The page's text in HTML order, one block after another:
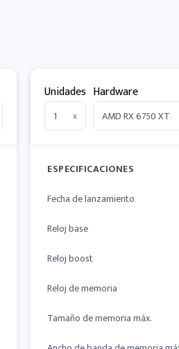
Unidades
x
Hardware
ESPECIFICACIONES
Fecha de lanzamiento
Reloj base
Reloj boost
Reloj de memoria
Tamaño de memoria máx.